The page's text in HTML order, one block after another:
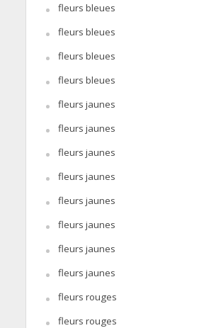
fleurs bleues
fleurs bleues
fleurs bleues
fleurs bleues
fleurs jaunes
fleurs jaunes
fleurs jaunes
fleurs jaunes
fleurs jaunes
fleurs jaunes
fleurs jaunes
fleurs jaunes
fleurs rouges
fleurs rouges